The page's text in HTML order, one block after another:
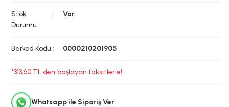
Stok
Durumu
Var
Barkod Kodu 0000210201905
*313,60 TL den başlayan taksitlerle!
Whatsapp ile Sipariş Ver